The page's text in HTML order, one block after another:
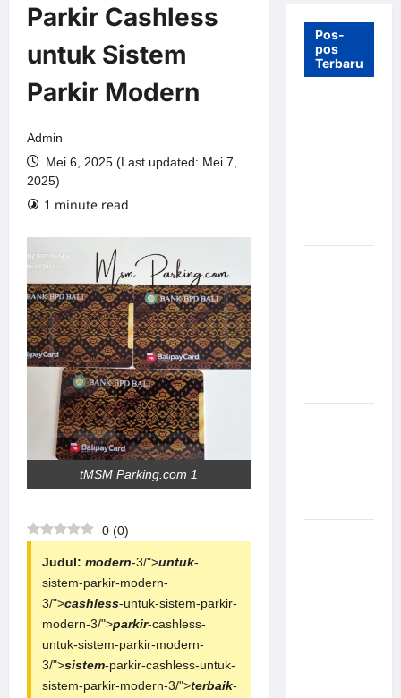
Parkir Cashless
untuk Sistem
Parkir Modern
Admin
Mei 6, 2025 (Last updated: Mei 7,
2025)
1 minute read
tMSM Parking.com 1
0 (0)
Judul: modern-3/">untuk-
sistem-parkir-modern-
3/">cashless-untuk-sistem-parkir-
modern-3/">parkir-cashless-
untuk-sistem-parkir-modern-
3/">sistem-parkir-cashless-untuk-
sistem-parkir-modern-3/">terbaik-
Pos-
pos
Terbaru